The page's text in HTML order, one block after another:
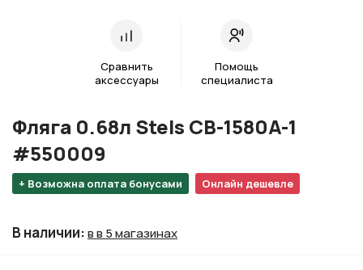
Сравнить
аксессуары
Помощь
специалиста
+ Возможна оплата бонусами Онлайн дешевле
Фляга 0.68л Stels CB-1580A-1
#550009
В наличии:в в 5 магазинах